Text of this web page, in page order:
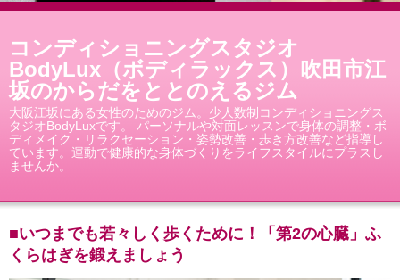
コンディショニングスタジオ
BodyLux（ボディラックス）吹田市江
坂のからだをととのえるジム
大阪江坂にある女性のためのジム。少人数制コンディショニングス
タジオBodyLuxです。 パーソナルや対面レッスンで身体の調整・ボ
ディメイク・リラクセーション・姿勢改善・歩き方改善など指導し
ています。運動で健康的な身体づくりをライフスタイルにプラスし
ませんか。
■いつまでも若々しく歩くために！「第2の心臓」ふ
くらはぎを鍛えましょう